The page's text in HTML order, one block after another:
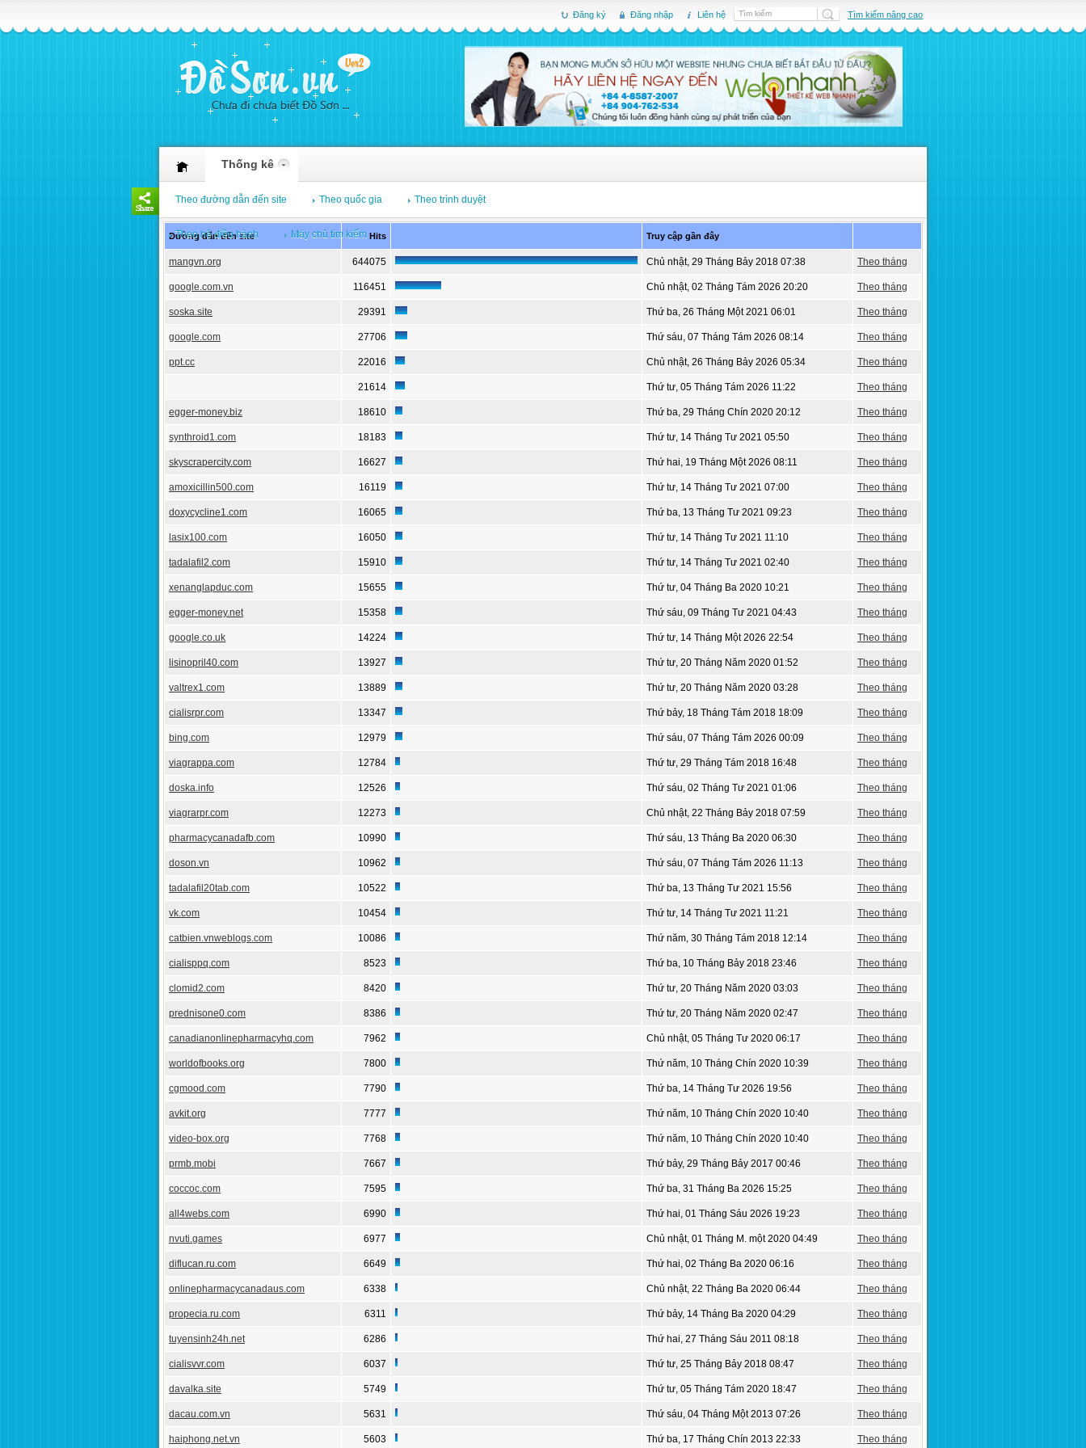
Đăng ký Đăng nhập Liên hệ Tìm kiếm nâng cao
Thống kê
Theo đường dẫn đến site Theo quốc gia Theo trình duyệt
Theo hệ điều hành Máy chủ tìm kiếm
Đường dẫn đến site Hits Truy cập gần đây
mangvn.org 644075 Chủ nhật, 29 Tháng Bảy 2018 07:38 Theo tháng
google.com.vn 116451 Chủ nhật, 02 Tháng Tám 2026 20:20 Theo tháng
soska.site 29391 Thứ ba, 26 Tháng Một 2021 06:01 Theo tháng
google.com 27706 Thứ sáu, 07 Tháng Tám 2026 08:14 Theo tháng
ppt.cc 22016 Chủ nhật, 26 Tháng Bảy 2026 05:34 Theo tháng
21614 Thứ tư, 05 Tháng Tám 2026 11:22 Theo tháng
egger-money.biz 18610 Thứ ba, 29 Tháng Chín 2020 20:12 Theo tháng
synthroid1.com 18183 Thứ tư, 14 Tháng Tư 2021 05:50 Theo tháng
skyscrapercity.com 16627 Thứ hai, 19 Tháng Một 2026 08:11 Theo tháng
amoxicillin500.com 16119 Thứ tư, 14 Tháng Tư 2021 07:00 Theo tháng
doxycycline1.com 16065 Thứ ba, 13 Tháng Tư 2021 09:23 Theo tháng
lasix100.com 16050 Thứ tư, 14 Tháng Tư 2021 11:10 Theo tháng
tadalafil2.com 15910 Thứ tư, 14 Tháng Tư 2021 02:40 Theo tháng
xenanglapduc.com 15655 Thứ tư, 04 Tháng Ba 2020 10:21 Theo tháng
egger-money.net 15358 Thứ sáu, 09 Tháng Tư 2021 04:43 Theo tháng
google.co.uk 14224 Thứ tư, 14 Tháng Một 2026 22:54 Theo tháng
lisinopril40.com 13927 Thứ tư, 20 Tháng Năm 2020 01:52 Theo tháng
valtrex1.com 13889 Thứ tư, 20 Tháng Năm 2020 03:28 Theo tháng
cialisrpr.com 13347 Thứ bảy, 18 Tháng Tám 2018 18:09 Theo tháng
bing.com 12979 Thứ sáu, 07 Tháng Tám 2026 00:09 Theo tháng
viagrappa.com 12784 Thứ tư, 29 Tháng Tám 2018 16:48 Theo tháng
doska.info 12526 Thứ sáu, 02 Tháng Tư 2021 01:06 Theo tháng
viagrarpr.com 12273 Chủ nhật, 22 Tháng Bảy 2018 07:59 Theo tháng
pharmacycanadafb.com 10990 Thứ sáu, 13 Tháng Ba 2020 06:30 Theo tháng
doson.vn 10962 Thứ sáu, 07 Tháng Tám 2026 11:13 Theo tháng
tadalafil20tab.com 10522 Thứ ba, 13 Tháng Tư 2021 15:56 Theo tháng
vk.com 10454 Thứ tư, 14 Tháng Tư 2021 11:21 Theo tháng
catbien.vnweblogs.com 10086 Thứ năm, 30 Tháng Tám 2018 12:14 Theo tháng
cialisppq.com 8523 Thứ ba, 10 Tháng Bảy 2018 23:46 Theo tháng
clomid2.com 8420 Thứ tư, 20 Tháng Năm 2020 03:03 Theo tháng
prednisone0.com 8386 Thứ tư, 20 Tháng Năm 2020 02:47 Theo tháng
canadianonlinepharmacyhq.com 7962 Chủ nhật, 05 Tháng Tư 2020 06:17 Theo tháng
worldofbooks.org 7800 Thứ năm, 10 Tháng Chín 2020 10:39 Theo tháng
cgmood.com 7790 Thứ ba, 14 Tháng Tư 2026 19:56 Theo tháng
avkit.org 7777 Thứ năm, 10 Tháng Chín 2020 10:40 Theo tháng
video-box.org 7768 Thứ năm, 10 Tháng Chín 2020 10:40 Theo tháng
prmb.mobi 7667 Thứ bảy, 29 Tháng Bảy 2017 00:46 Theo tháng
coccoc.com 7595 Thứ ba, 31 Tháng Ba 2026 15:25 Theo tháng
all4webs.com 6990 Thứ hai, 01 Tháng Sáu 2026 19:23 Theo tháng
nvuti.games 6977 Chủ nhật, 01 Tháng M. một 2020 04:49 Theo tháng
diflucan.ru.com 6649 Thứ hai, 02 Tháng Ba 2020 06:16 Theo tháng
onlinepharmacycanadaus.com 6338 Chủ nhật, 22 Tháng Ba 2020 06:44 Theo tháng
propecia.ru.com 6311 Thứ bảy, 14 Tháng Ba 2020 04:29 Theo tháng
tuyensinh24h.net 6286 Thứ hai, 27 Tháng Sáu 2011 08:18 Theo tháng
cialisvvr.com 6037 Thứ tư, 25 Tháng Bảy 2018 08:47 Theo tháng
davalka.site 5749 Thứ tư, 05 Tháng Tám 2020 18:47 Theo tháng
dacau.com.vn 5631 Thứ sáu, 04 Tháng Một 2013 07:26 Theo tháng
haiphong.net.vn 5603 Thứ ba, 17 Tháng Chín 2013 22:33 Theo tháng